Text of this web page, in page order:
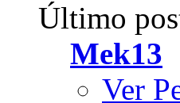
Último
Mek13
Ver